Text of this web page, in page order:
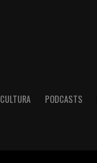
CULTURA PODCASTS